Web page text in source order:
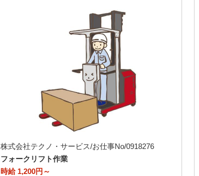
株式会社テクノ・サービス/お仕事No/0918276
フォークリフト作業
時給 1,200円～